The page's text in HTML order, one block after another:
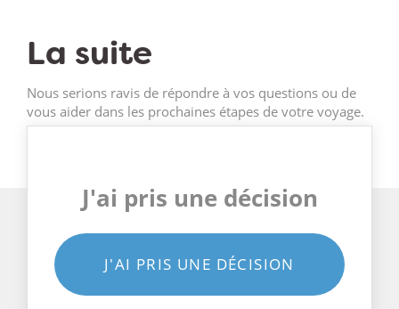
La suite
Nous serions ravis de répondre à vos questions ou de
vous aider dans les prochaines étapes de votre voyage.
J'ai pris une décision
J'AI PRIS UNE DÉCISION